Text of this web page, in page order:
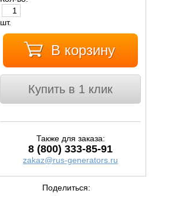
шт.
В корзину
Купить в 1 клик
Также для заказа:
8 (800) 333-85-91
zakaz@rus-generators.ru
Поделиться: